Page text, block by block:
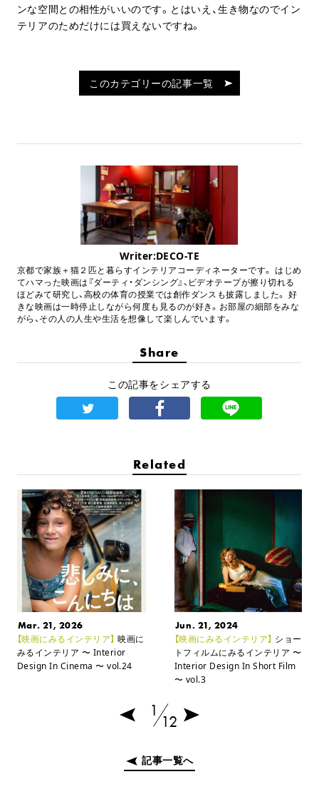
ンな空間との相性がいいのです。とはいえ、生き物なのでイン
テリアのためだけには買えないですね。
このカテゴリーの記事一覧
Writer:DECO-TE
京都で家族＋猫２匹と暮らすインテリアコーディネーターです。 はじめ
てハマった映画は『ダーティ・ダンシング』、ビデオテープが擦り切れる
ほどみて研究し、高校の体育の授業では創作ダンスも披露しました。 好
きな映画は一時停止しながら何度も見るのが好き。お部屋の細部をみな
がら、その人の人生や生活を想像して楽しんでいます。
Share
この記事をシェアする
Related
Mar. 21, 2026
【映画にみるインテリア】 映画に
みるインテリア 〜 Interior
Design In Cinema 〜 vol.24
Jun. 21, 2024
【映画にみるインテリア】 ショー
トフィルムにみるインテリア 〜
Interior Design In Short Film
〜 vol.3
1
12
記事一覧へ